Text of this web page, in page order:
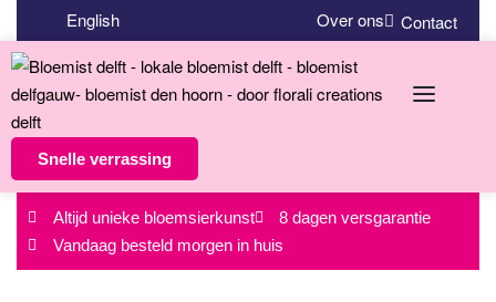
English Over ons Contact
Snelle verrassing
Altijd unieke bloemsierkunst
8 dagen versgarantie
Vandaag besteld morgen in huis